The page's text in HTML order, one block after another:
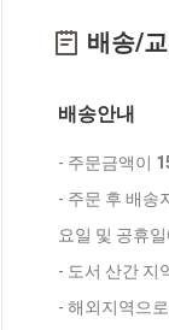
배송/
배송안내
- 주문금액이
- 주문 후 배송
요일 및 공휴
- 도서 산간 지
- 해외지역으